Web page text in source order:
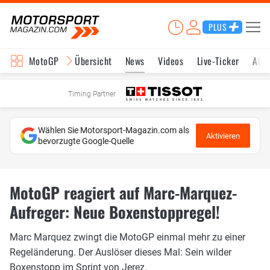
PLUS
MotoGP Übersicht News Videos Live-Ticker
Timing Partner
Wählen Sie Motorsport-Magazin.com als
bevorzugte Google-Quelle
Aktivieren
MotoGP reagiert auf Marc-Marquez-
Aufreger: Neue Boxenstoppregel!
Marc Marquez zwingt die MotoGP einmal mehr zu einer
Regeländerung. Der Auslöser dieses Mal: Sein wilder
Boxenstopp im Sprint von Jerez.